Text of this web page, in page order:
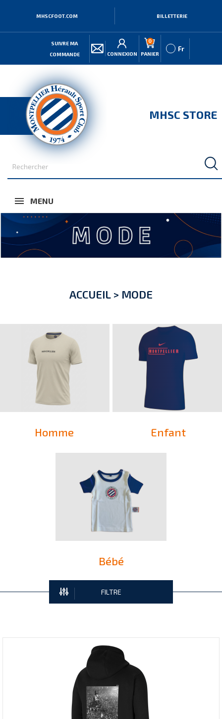
MHSCFOOT.COM BILLETTERIE
SUIVRE MA
COMMANDE
CONNEXION
0
PANIER
Fr
MHSC STORE
MENU
ACCUEIL > MODE
Homme Enfant
Bébé
FILTRE